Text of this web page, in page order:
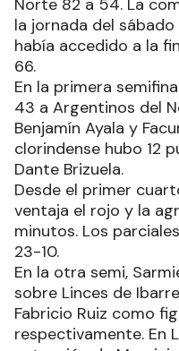
Norte 82 a 54. La
la jornada del
había accedido a la
66.
En la primera
43 a Argentinos del
Benjamín Ayala y
clorindense hubo 12
Dante Brizuela.
Desde el primer
ventaja el rojo y la
minutos. Los
23-10.
En la otra semi,
sobre Linces de
Fabricio Ruiz como
respectivamente. En